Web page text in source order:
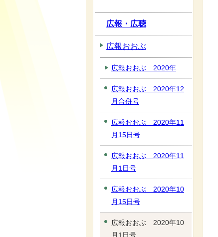
広報・広聴
広報おおぶ
広報おおぶ 2020年
広報おおぶ 2020年12
月合併号
広報おおぶ 2020年11
月15日号
広報おおぶ 2020年11
月1日号
広報おおぶ 2020年10
月15日号
広報おおぶ 2020年10
月1日号